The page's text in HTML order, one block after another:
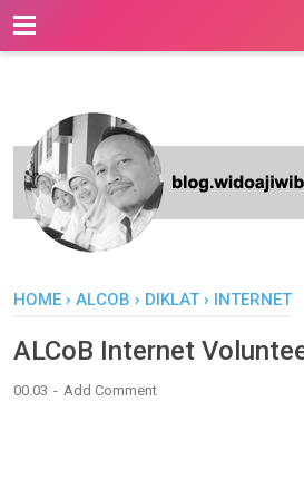
-->
HOME › ALCOB › DIKLAT › INTERNET
ALCoB Internet
00.03 Add Comment